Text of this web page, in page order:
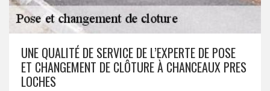
UNE QUALITÉ DE SERVICE DE L’EXPERTE DE POSE
ET CHANGEMENT DE CLÔTURE À CHANCEAUX PRES
LOCHES